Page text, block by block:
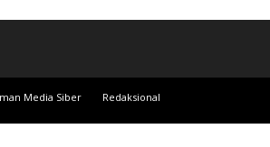
Media Siber Redaksional